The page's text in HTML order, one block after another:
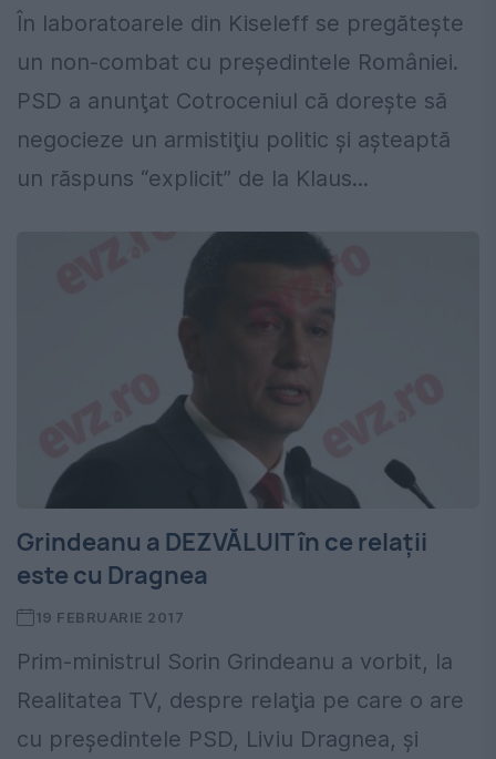
În laboratoarele din Kiseleff se pregăteşte
un non-combat cu preşedintele României.
PSD a anunţat Cotroceniul că doreşte să
negocieze un armistiţiu politic şi aşteaptă
un răspuns “explicit” de la Klaus...
Grindeanu a DEZVĂLUIT în ce relaţii
este cu Dragnea
19 FEBRUARIE 2017
Prim-ministrul Sorin Grindeanu a vorbit, la
Realitatea TV, despre relaţia pe care o are
cu preşedintele PSD, Liviu Dragnea, şi